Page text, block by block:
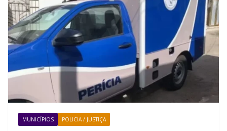
MUNICÍPIOS POLICIA / JUSTIÇA